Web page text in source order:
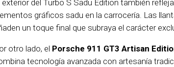
exterior del Turbo S Sadu Edition también
gráficos sadu en la carrocería. Las
un toque final que subraya el carácter
otro lado, el Porsche 911 GT3 Artisan
tecnología avanzada con artesanía